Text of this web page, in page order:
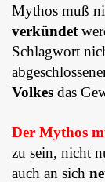
Mythos muß
verkündet
Schlagwort
Volkes das
Der Mythos
zu sein, nicht
auch an sich